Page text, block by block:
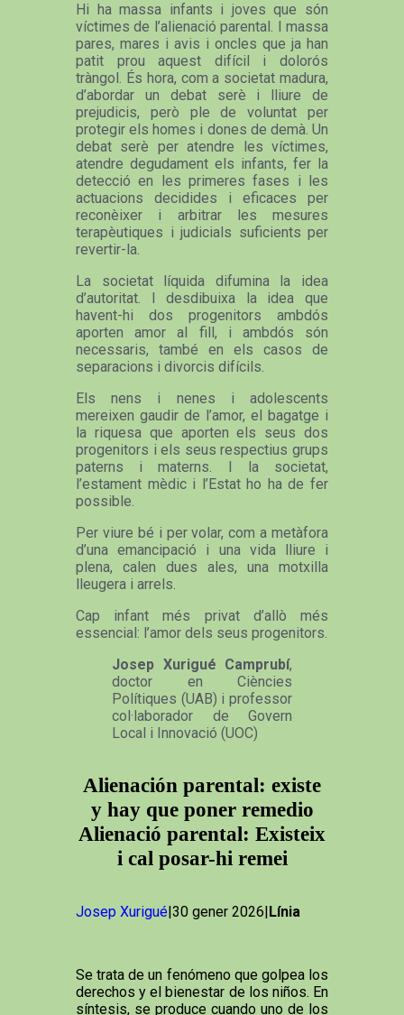
Hi ha massa infants i joves que són
víctimes de l’alienació parental. I massa
pares, mares i avis i oncles que ja han
patit prou aquest difícil i dolorós
tràngol. És hora, com a societat madura,
d’abordar un debat serè i lliure de
prejudicis, però ple de voluntat per
protegir els homes i dones de demà. Un
debat serè per atendre les víctimes,
atendre degudament els infants, fer la
detecció en les primeres fases i les
actuacions decidides i eficaces per
reconèixer i arbitrar les mesures
terapèutiques i judicials suficients per
revertir-la.
La societat líquida difumina la idea
d’autoritat. I desdibuixa la idea que
havent-hi dos progenitors ambdós
aporten amor al fill, i ambdós són
necessaris, també en els casos de
separacions i divorcis difícils.
Els nens i nenes i adolescents
mereixen gaudir de l’amor, el bagatge i
la riquesa que aporten els seus dos
progenitors i els seus respectius grups
paterns i materns. I la societat,
l’estament mèdic i l’Estat ho ha de fer
possible.
Per viure bé i per volar, com a metàfora
d’una emancipació i una vida lliure i
plena, calen dues ales, una motxilla
lleugera i arrels.
Cap infant més privat d’allò més
essencial: l’amor dels seus progenitors.
Josep Xurigué Camprubí,
doctor en Ciències
Polítiques (UAB) i professor
col·laborador de Govern
Local i Innovació (UOC)
Alienación parental: existe
y hay que poner remedio
Alienació parental: Existeix
i cal posar-hi remei
Josep Xurigué|30 gener 2026|Línia
Se trata de un fenómeno que golpea los
derechos y el bienestar de los niños. En
síntesis, se produce cuando uno de los